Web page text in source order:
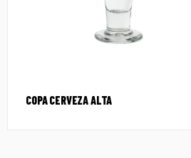
COPA CERVEZA ALTA